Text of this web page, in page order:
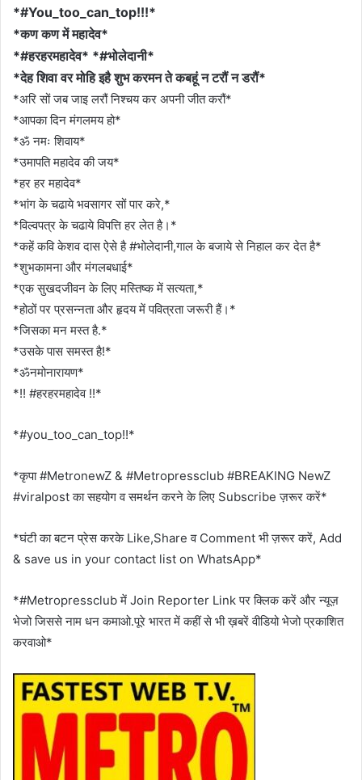
*#You_too_can_top!!!*
*कण कण में महादेव*
*#हरहरमहादेव* *#भोलेदानी*
*देह शिवा वर मोहि इहै शुभ करमन ते कबहूं न टरौं न डरौं*
*अरि सों जब जाइ लरौं निश्चय कर अपनी जीत करौं*
*आपका दिन मंगलमय हो*
*ॐ नमः शिवाय*
*उमापति महादेव की जय*
*हर हर महादेव*
*भांग के चढाये भवसागर सों पार करे,*
*विल्वपत्र के चढाये विपत्ति हर लेत है।*
*कहें कवि केशव दास ऐसे है #भोलेदानी,गाल के बजाये से निहाल कर देत है*
*शुभकामना और मंगलबधाई*
*एक सुखदजीवन के लिए मस्तिष्क में सत्यता,*
*होठों पर प्रसन्नता और हृदय में पवित्रता जरूरी हैं।*
*जिसका मन मस्त है.*
*उसके पास समस्त है!*
*ॐनमोनारायण*
*!! #हरहरमहादेव !!*
*#you_too_can_top!!*
*कृपा #MetronewZ & #Metropressclub #BREAKING NewZ
#viralpost का सहयोग व समर्थन करने के लिए Subscribe ज़रूर करें*
*घंटी का बटन प्रेस करके Like,Share व Comment भी ज़रूर करें, Add
& save us in your contact list on WhatsApp*
*#Metropressclub में Join Reporter Link पर क्लिक करें और न्यूज़
भेजो जिससे नाम धन कमाओ.पूरे भारत में कहीं से भी ख़बरें वीडियो भेजो प्रकाशित
करवाओ*